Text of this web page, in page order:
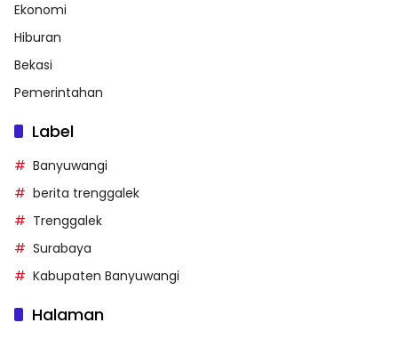
Ekonomi
Hiburan
Bekasi
Pemerintahan
Label
Banyuwangi
berita trenggalek
Trenggalek
Surabaya
Kabupaten Banyuwangi
Halaman